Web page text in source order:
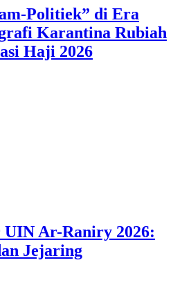
Politiek” di Era
Karantina Rubiah
Haji 2026
Ar-Raniry 2026:
Jejaring